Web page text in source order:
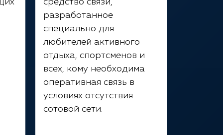
средство связи,
разработанное
специально для
любителей активного
отдыха, спортсменов и
всех, кому необходима
оперативная связь в
условиях отсутствия
сотовой сети.